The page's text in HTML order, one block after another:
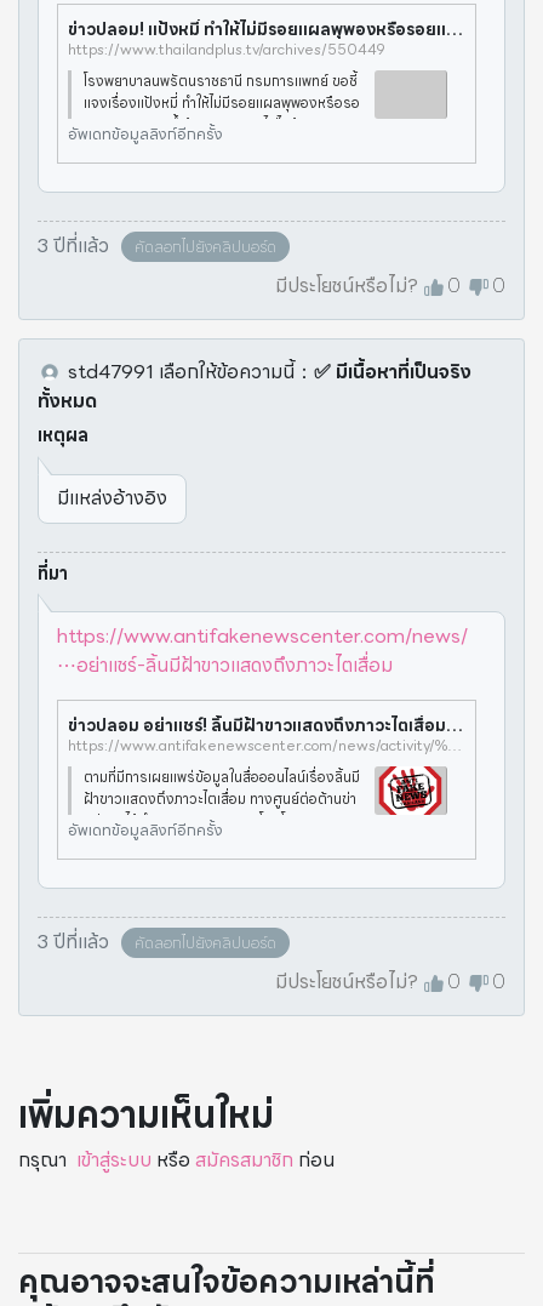
ข่าวปลอม! แป้งหมี่ ทำให้ไม่มีรอยแผลพุพองหรือรอยแดง จากแผลน้ำร้อนลวก แผลไฟไหม้
https://www.thailandplus.tv/archives/550449
โรงพยาบาลนพรัตนราชธานี กรมการแพทย์ ขอชี้
แจงเรื่องแป้งหมี่ ทำให้ไม่มีรอยแผลพุพองหรือรอ
ยแดง จากแผลน้ำร้อนลวก แผลไฟไหม้ ทางกรมก
ารแพทย์ กระทรวงสาธารณสุขได้ชี้แจ้งข้อความ
ประเด็นดังกล่าวว่า แป้งหมี่ไม่สามาร
อัพเดทข้อมูลลิงก์อีกครั้ง
3 ปีที่แล้ว คัดลอกไปยังคลิปบอร์ด
มีประโยชน์หรือไม่? 0 0
std47991 เลือกให้ข้อความนี้： ✅ มีเนื้อหาที่เป็นจริง
ทั้งหมด
เหตุผล
มีแหล่งอ้างอิง
ที่มา
https://www.antifakenewscenter.com/news/
⋯อย่าแชร์-ลิ้นมีฝ้าขาวแสดงถึงภาวะไตเสื่อม
ข่าวปลอม อย่าแชร์! ลิ้นมีฝ้าขาวแสดงถึงภาวะไตเสื่อม | ศูนย์ต่อต้านข่าวปลอม
https://www.antifakenewscenter.com/news/activity/%e0%b8%82%e0%b9%88%e0%b8%b2%e0%b8%a7%e0%b8%9b%e0%b8%a5%e0%b8%ad%e0%b8%a1-%e0%b8%ad%e0%b8%a2%e0%b9%88%e0%b8%b2%e0%b9%81%e0%b8%8a%e0%b8%a3%e0%b9%8c-%e0%b8%a5%e0%b8%b4%e0%b9%89%e0%b8%99%e0%b8%a1%e0%b8%b5%e0%b8%9d%e0%b9%89%e0%b8%b2%e0%b8%82%e0%b8%b2%e0%b8%a7%e0%b9%81%e0%b8%aa%e0%b8%94%e0%b8%87%e0%b8%96%e0%b8%b6%e0%b8%87%e0%b8%a0%e0%b8%b2%e0%b8%a7%e0%b8%b0%e0%b9%84%e0%b8%95%e0%b9%80%e0%b8%aa%e0%b8%b7%e0%b9%88%e0%b8%ad%e0%b8%a1
ตามที่มีการเผยแพร่ข้อมูลในสื่อออนไลน์เรื่องลิ้นมี
ฝ้าขาวแสดงถึงภาวะไตเสื่อม ทางศูนย์ต่อต้านข่า
วปลอมได้ดำเนินการตรวจสอบโดยโรงพยาบาลร
าชวิถี กรมการแพทย์ กระทรวงสาธารณสุข พบว่
าประเด็นดังกล่าวนั้น เป็นข้อมู
อัพเดทข้อมูลลิงก์อีกครั้ง
3 ปีที่แล้ว คัดลอกไปยังคลิปบอร์ด
มีประโยชน์หรือไม่? 0 0
เพิ่มความเห็นใหม่
กรุณา เข้าสู่ระบบ หรือ สมัครสมาชิก ก่อน
คุณอาจจะสนใจข้อความเหล่านี้ที่